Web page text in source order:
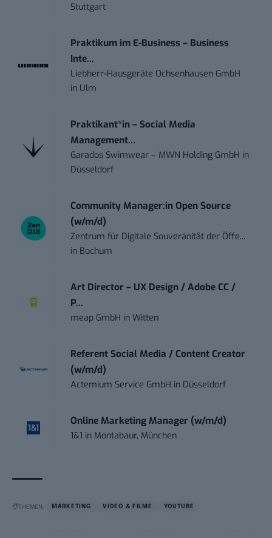
Stuttgart
Praktikum im E-Business – Business
Inte...
Liebherr-Hausgeräte Ochsenhausen GmbH
in Ulm
Praktikant*in – Social Media
Management...
Garados Swimwear – MWN Holding GmbH in
Düsseldorf
Community Manager:in Open Source
(w/m/d)
Zentrum für Digitale Souveränität der Öffe...
in Bochum
Art Director – UX Design / Adobe CC /
P...
meap GmbH inWitten
Referent Social Media / Content Creator
(w/m/d)
Actemium Service GmbH in Düsseldorf
Online Marketing Manager (w/m/d)
1&1 in Montabaur, München
THEMEN: MARKETING VIDEO & FILME YOUTUBE